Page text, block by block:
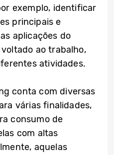
exemplo, identificar
principais e
aplicações do
ao trabalho,
atividades.
conta com diversas
várias finalidades,
consumo de
com altas
aquelas